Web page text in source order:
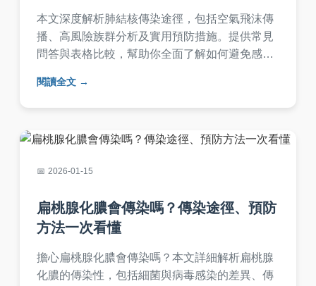
本文深度解析肺結核傳染途徑，包括空氣飛沫傳
播、高風險族群分析及實用預防措施。提供常見
問答與表格比較，幫助你全面了解如何避免感
讀。
閱讀全文
2026-01-15
扁桃腺化膿會傳染嗎？傳染途徑、預防
方法一次看懂
擔心扁桃腺化膿會傳染嗎？本文詳細解析扁桃腺
化膿的傳染性，包括細菌與病毒感染的差異、傳